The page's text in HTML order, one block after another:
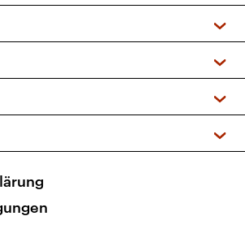
und Podcasts
Kinderprogramm
(UKW + DAB+)